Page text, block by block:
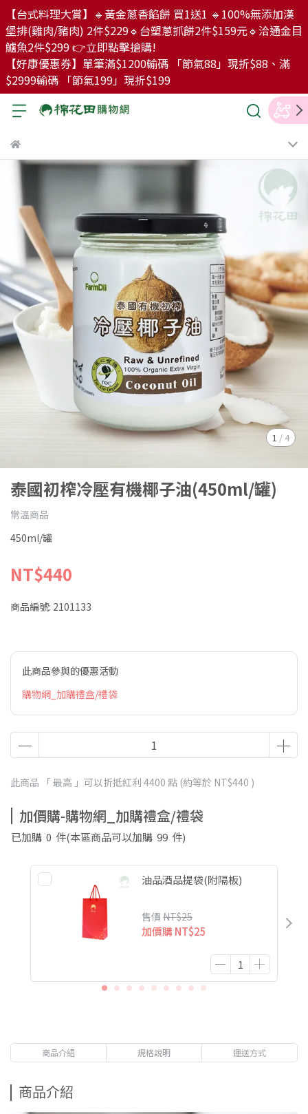
【台式料理大賞】🔹黃金蔥香餡餅 買1送1 🔹100%無添加漢
堡排(雞肉/豬肉) 2件$229🔹台塑蔥抓餅2件$159元🔹洽通金目
鱸魚2件$299 👉立即點擊搶購!
【好康優惠券】單筆滿$1200輸碼 「節氣88」現折$88、滿
$2999輸碼 「節氣199」現折$199
1 / 4
泰國初榨冷壓有機椰子油(450ml/罐)
常溫商品
450ml/罐
NT$440
商品編號: 2101133
此商品參與的優惠活動
購物網_加購禮盒/禮袋
此商品 「 最高 」可以折抵紅利 4400 點 (約等於 NT$440 )
加價購-購物網_加購禮盒/禮袋
已加購 0 件(本區商品可以加購 99 件)
油品酒品提袋(附隔板)
售價 NT$25
加價購NT$25
商品介紹 規格說明 運送方式
商品介紹